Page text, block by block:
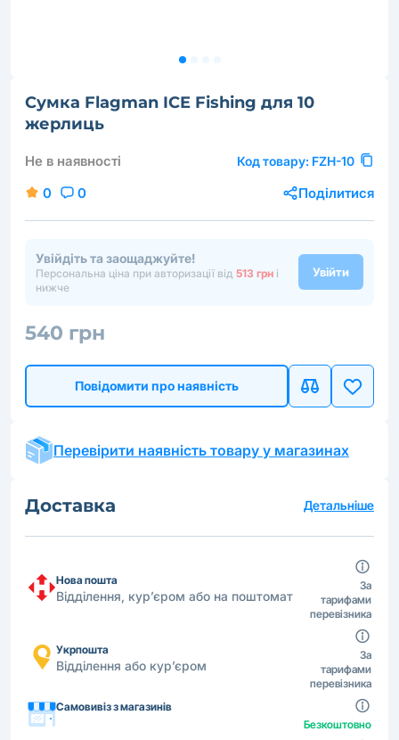
Сумка Flagman ICE Fishing для 10
жерлиць
Не в наявності Код товару: FZH-10
0 0 Поділитися
Увійдіть та заощаджуйте!
Персональна ціна при авторизації від 513 грн і
нижче
Увійти
540 грн
Повідомити про наявність
Перевірити наявність товару у магазинах
Доставка Детальніше
Нова пошта
Відділення, кур’єром або на поштомат
За
тарифами
перевізника
Укрпошта
Відділення або кур’єром
За
тарифами
перевізника
Самовивіз з магазинів
Безкоштовно